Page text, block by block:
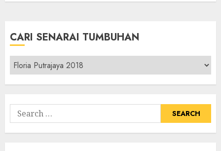
CARI SENARAI TUMBUHAN
Cari
Senarai
Tumbuhan
Search
for: